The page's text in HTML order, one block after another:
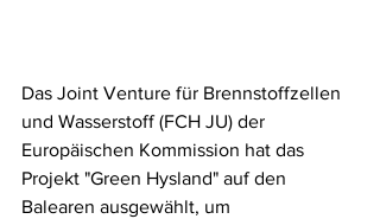
Das Joint Venture für Brennstoffzellen
und Wasserstoff (FCH JU) der
Europäischen Kommission hat das
Projekt "Green Hysland" auf den
Balearen ausgewählt, um